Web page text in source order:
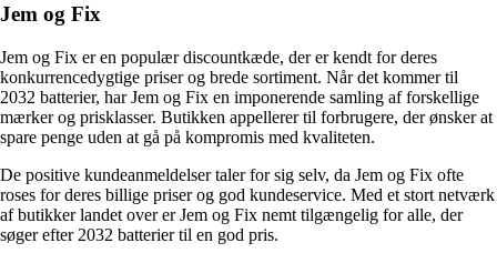
Jem og Fix
Jem og Fix er en populær discountkæde, der er kendt for deres
konkurrencedygtige priser og brede sortiment. Når det kommer til
2032 batterier, har Jem og Fix en imponerende samling af forskellige
mærker og prisklasser. Butikken appellerer til forbrugere, der ønsker at
spare penge uden at gå på kompromis med kvaliteten.
De positive kundeanmeldelser taler for sig selv, da Jem og Fix ofte
roses for deres billige priser og god kundeservice. Med et stort netværk
af butikker landet over er Jem og Fix nemt tilgængelig for alle, der
søger efter 2032 batterier til en god pris.